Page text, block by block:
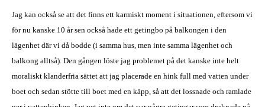
Jag kan också se att det finns ett karmiskt moment i situationen, eftersom vi
för nu kanske 10 år sen också hade ett getingbo på balkongen i den
lägenhet där vi då bodde (i samma hus, men inte samma lägenhet och
balkong alltså). Den gången löste jag problemet på det kanske inte helt
moraliskt klanderfria sättet att jag placerade en hink full med vatten under
boet och sedan stötte till boet med en käpp, så att det lossnade och ramlade